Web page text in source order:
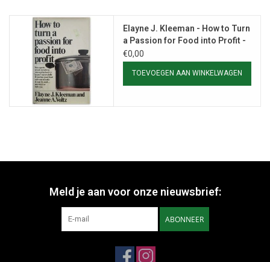
Elayne J. Kleeman - How to Turn
a Passion for Food into Profit -
1979
€0,00
TOEVOEGEN AAN WINKELWAGEN
Meld je aan voor onze nieuwsbrief:
ABONNEER